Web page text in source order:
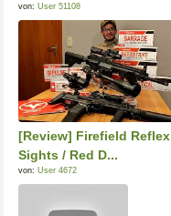
von: User 51108
[Review] Firefield Reflex
Sights / Red D...
von: User 4672